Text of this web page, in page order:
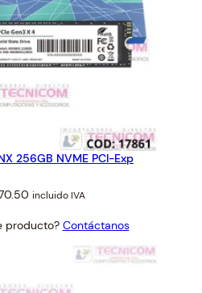
256GB NVME PCI-Exp
Current
is:
incluido IVA
producto? Contáctanos